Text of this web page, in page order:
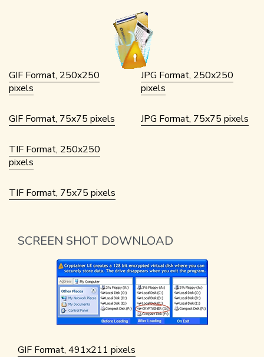
GIF Format, 250x250
pixels
GIF Format, 75x75 pixels
JPG Format, 250x250
pixels
JPG Format, 75x75 pixels
TIF Format, 250x250
pixels
TIF Format, 75x75 pixels
SCREEN SHOT DOWNLOAD
GIF Format, 491x211 pixels